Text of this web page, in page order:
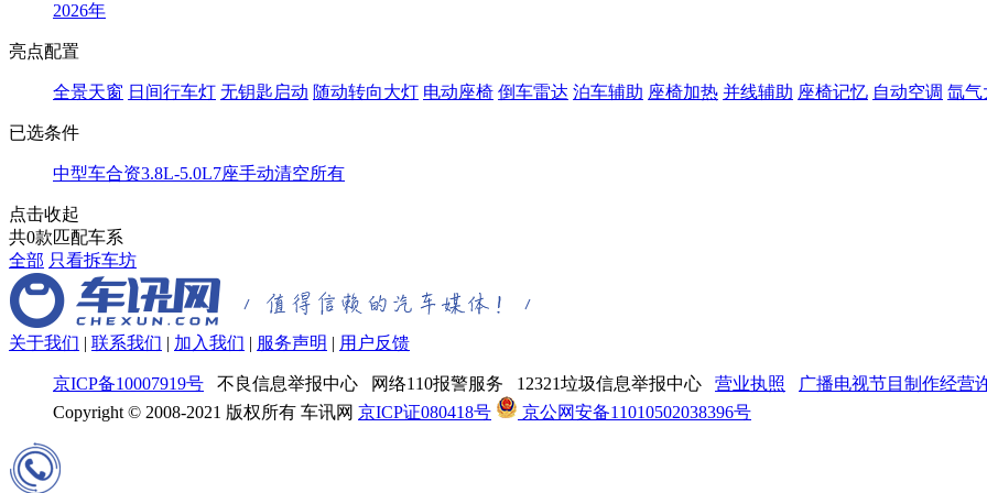
2026年
亮点配置
全景天窗 日间行车灯 无钥匙启动 随动转向大灯 电动座椅 倒车雷达 泊车辅助 座椅加热 并线辅助 座椅记忆 自动空调 氙气
已选条件
中型车合资3.8L-5.0L7座手动清空所有
点击收起
共0款匹配车系
全部 只看拆车坊
关于我们 | 联系我们 | 加入我们 | 服务声明 | 用户反馈
京ICP备10007919号 不良信息举报中心 网络110报警服务 12321垃圾信息举报中心 营业执照
广播电视节目制作经营
Copyright © 2008-2021 版权所有 车讯网 京ICP证080418号 京公网安备11010502038396号